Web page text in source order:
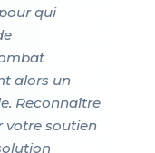
qui
alors un
Reconnaître
votre soutien